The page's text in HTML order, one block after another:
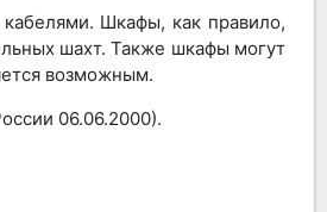
Шкафы, как правило,
шахт. Также шкафы могут
возможным.
06.06.2000).